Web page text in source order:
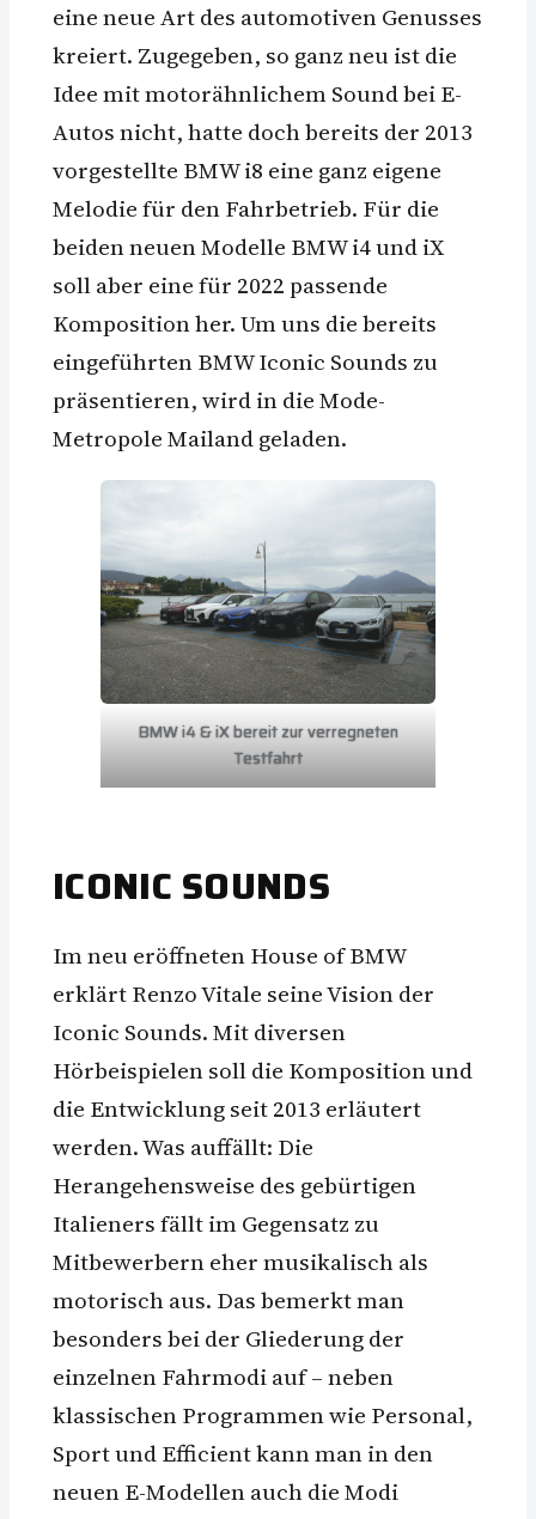
eine neue Art des automotiven Genusses
kreiert. Zugegeben, so ganz neu ist die
Idee mit motorähnlichem Sound bei E-
Autos nicht, hatte doch bereits der 2013
vorgestellte BMW i8 eine ganz eigene
Melodie für den Fahrbetrieb. Für die
beiden neuen Modelle BMW i4 und iX
soll aber eine für 2022 passende
Komposition her. Um uns die bereits
eingeführten BMW Iconic Sounds zu
präsentieren, wird in die Mode-
Metropole Mailand geladen.
BMW i4 & iX bereit zur verregneten
Testfahrt
ICONIC SOUNDS
Im neu eröffneten House of BMW
erklärt Renzo Vitale seine Vision der
Iconic Sounds. Mit diversen
Hörbeispielen soll die Komposition und
die Entwicklung seit 2013 erläutert
werden. Was auffällt: Die
Herangehensweise des gebürtigen
Italieners fällt im Gegensatz zu
Mitbewerbern eher musikalisch als
motorisch aus. Das bemerkt man
besonders bei der Gliederung der
einzelnen Fahrmodi auf – neben
klassischen Programmen wie Personal,
Sport und Efficient kann man in den
neuen E-Modellen auch die Modi